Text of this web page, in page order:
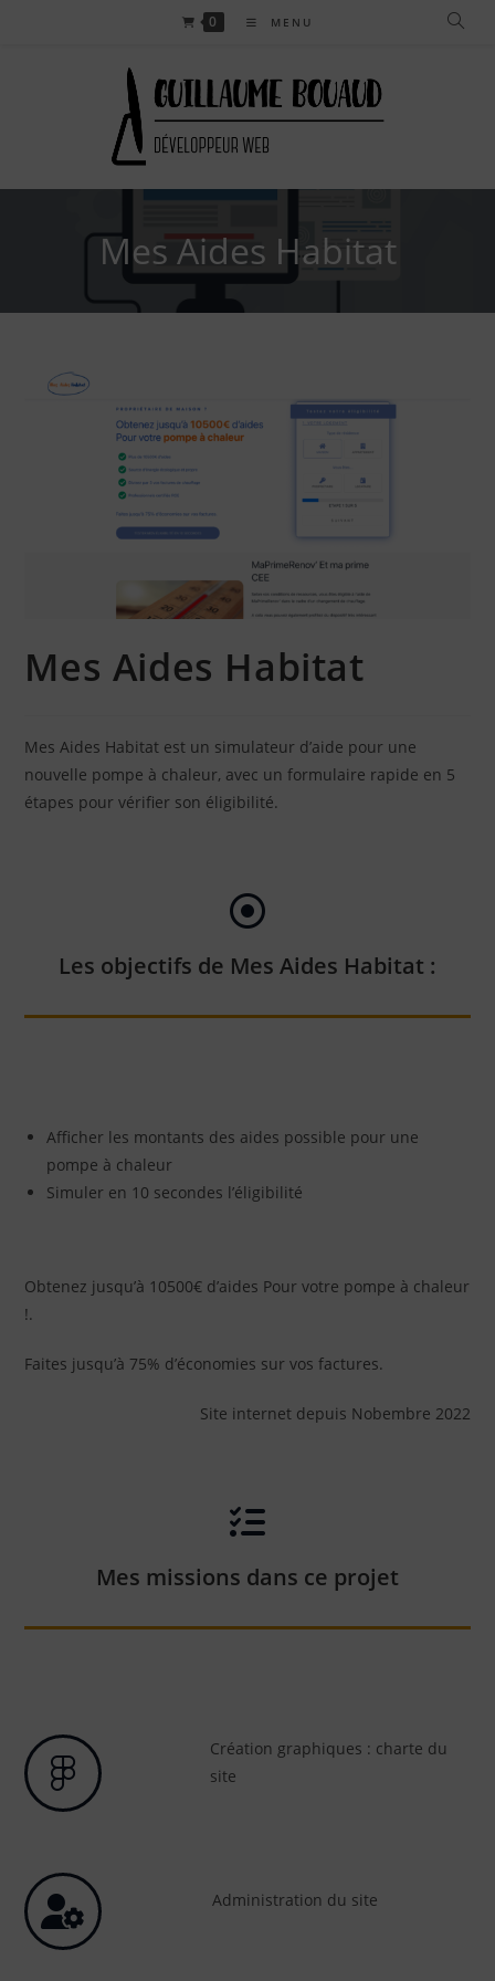
0 MENU
Mes Aides Habitat
Mes Aides Habitat
Mes Aides Habitat est un simulateur d’aide pour une
nouvelle pompe à chaleur, avec un formulaire rapide en 5
étapes pour vérifier son éligibilité.
Les objectifs de Mes Aides Habitat :
Afficher les montants des aides possible pour une
pompe à chaleur
Simuler en 10 secondes l’éligibilité
Obtenez jusqu’à 10500€ d’aides Pour votre pompe à chaleur
!.
Faites jusqu’à 75% d’économies sur vos factures.
Site internet depuis Nobembre 2022
Mes missions dans ce projet
Création graphiques : charte du
site
Administration du site